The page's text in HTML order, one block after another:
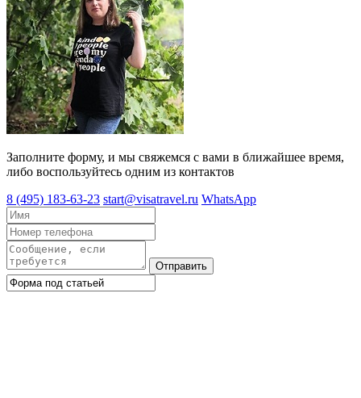
Заполните форму, и мы свяжемся с вами в ближайшее время,
либо воспользуйтесь одним из контактов
8 (495) 183-63-23 start@visatravel.ru WhatsApp
Отправить